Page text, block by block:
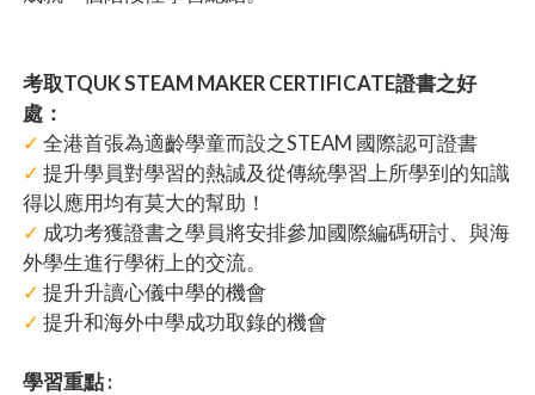
考取TQUK STEAM MAKER CERTIFICATE證書之好
處：
✓ 全港首張為適齡學童而設之STEAM 國際認可證書
✓ 提升學員對學習的熱誠及從傳統學習上所學到的知識
得以應用均有莫大的幫助！
✓ 成功考獲證書之學員將安排參加國際編碼研討、與海
外學生進行學術上的交流。
✓ 提升升讀心儀中學的機會
✓ 提升和海外中學成功取錄的機會
學習重點 :